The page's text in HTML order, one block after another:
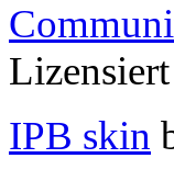
IPB skin